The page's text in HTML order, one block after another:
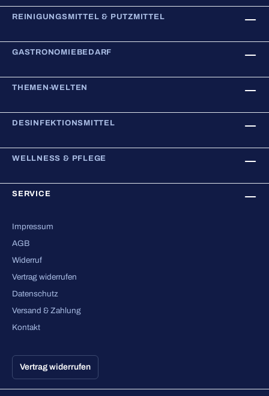
REINIGUNGSMITTEL & PUTZMITTEL
GASTRONOMIEBEDARF
THEMEN-WELTEN
DESINFEKTIONSMITTEL
WELLNESS & PFLEGE
SERVICE
Impressum
AGB
Widerruf
Vertrag widerrufen
Datenschutz
Versand & Zahlung
Kontakt
Vertrag widerrufen